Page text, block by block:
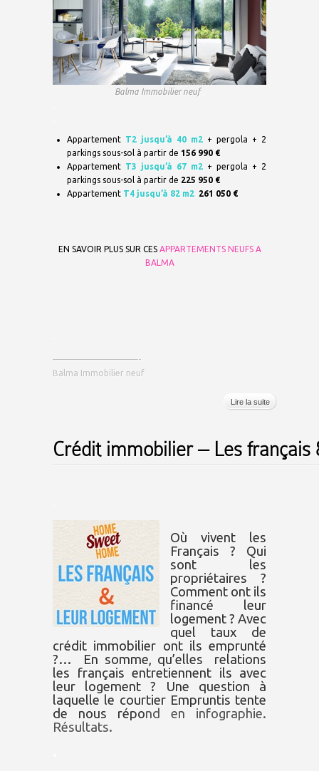
Balma Immobilier neuf
Appartement T2 jusqu’à 40 m2 + pergola + 2
parkings sous-sol à partir de 156 990 €
Appartement T3 jusqu’à 67 m2 + pergola + 2
parkings sous-sol à partir de 225 950 €
Appartement T4 jusqu’à 82 m2 261 050 €
EN SAVOIR PLUS SUR CES APPARTEMENTS NEUFS A
BALMA
——————————-
Balma Immobilier neuf
Lire la suite
Crédit immobilier – Les français
Où vivent les
Français ? Qui
sont les
propriétaires ?
Comment ont ils
financé leur
logement ? Avec
quel taux de
crédit immobilier ont ils emprunté
?… En somme, qu’elles relations
les français entretiennent ils avec
leur logement ? Une question à
laquelle le courtier Empruntis tente
de nous répond en infographie.
Résultats.